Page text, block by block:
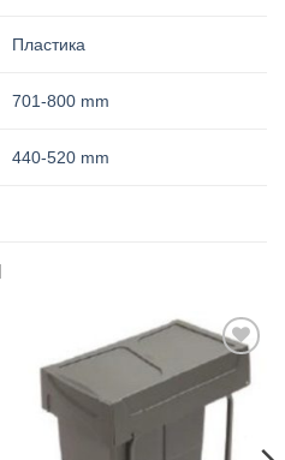
Пластика
701-800 mm
440-520 mm
Add to
wishlist